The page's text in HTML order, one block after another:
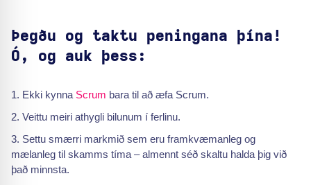
Þegðu og taktu peningana þína!
Ó, og auk þess:
Ekki kynna Scrum bara til að æfa Scrum.
Veittu meiri athygli bilunum í ferlinu.
Settu smærri markmið sem eru framkvæmanleg og
mælanleg til skamms tíma – almennt séð skaltu halda þig við
það minnsta.